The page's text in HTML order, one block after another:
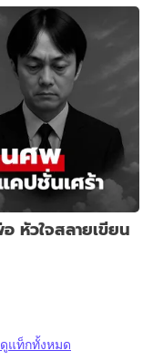
หัวใจสลายเขียน
ดูแท็กทั้งหมด